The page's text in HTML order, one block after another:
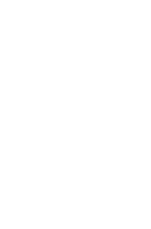
zu den Fraktionen und Mandatsträgern